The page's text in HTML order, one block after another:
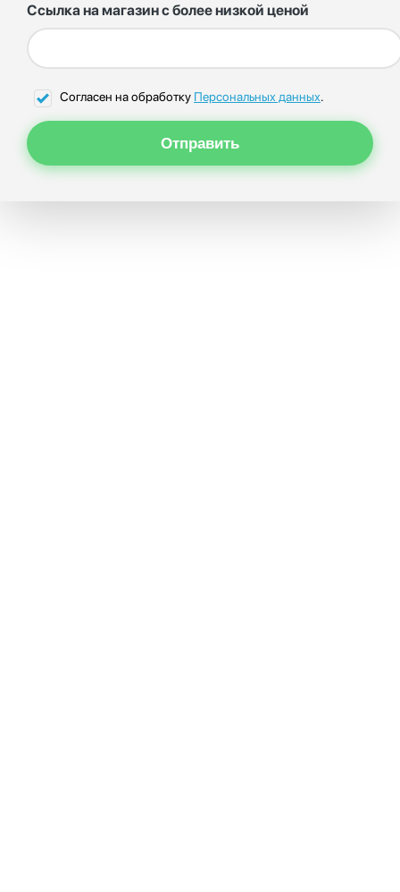
Ссылка на магазин с более низкой ценой
Согласен на обработку Персональных данных.
Отправить